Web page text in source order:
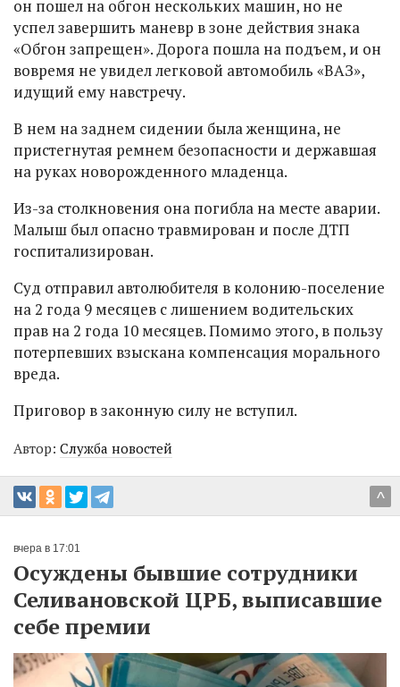
он пошел на обгон нескольких машин, но не
успел завершить маневр в зоне действия знака
«Обгон запрещен». Дорога пошла на подъем, и он
вовремя не увидел легковой автомобиль «ВАЗ»,
идущий ему навстречу.
В нем на заднем сидении была женщина, не
пристегнутая ремнем безопасности и державшая
на руках новорожденного младенца.
Из-за столкновения она погибла на месте аварии.
Малыш был опасно травмирован и после ДТП
госпитализирован.
Суд отправил автолюбителя в колонию-поселение
на 2 года 9 месяцев с лишением водительских
прав на 2 года 10 месяцев. Помимо этого, в пользу
потерпевших взыскана компенсация морального
вреда.
Приговор в законную силу не вступил.
Автор: Служба новостей
^
вчера в 17:01
Осуждены бывшие сотрудники
Селивановской ЦРБ, выписавшие
себе премии